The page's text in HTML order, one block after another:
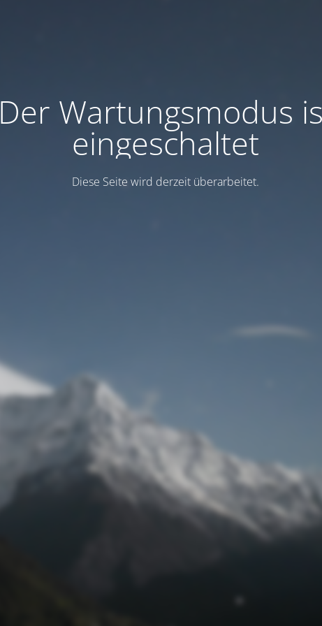
Der Wartungsmodus
eingeschaltet
Diese Seite wird derzeit überarbeitet.